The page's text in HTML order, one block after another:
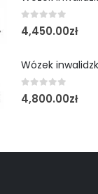
0out of 5
4,450.00zł
0out of 5
4,800.00zł